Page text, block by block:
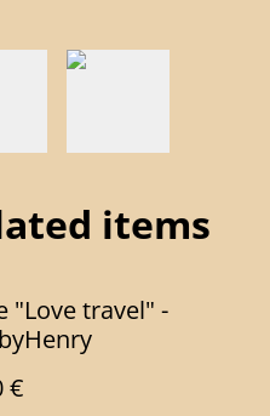
items
"Love travel" -
€